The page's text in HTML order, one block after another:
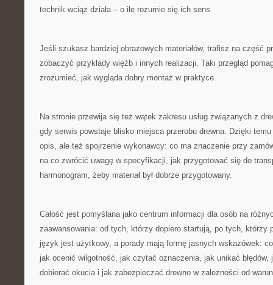
technik wciąż działa – o ile rozumie się ich sens.
Jeśli szukasz bardziej obrazowych materiałów, trafisz na część
zobaczyć przykłady więźb i innych realizacji. Taki przegląd
zrozumieć, jak wygląda dobry montaż w praktyce.
Na stronie przewija się też wątek zakresu usług związanych z
gdy serwis powstaje blisko miejsca przerobu drewna. Dzięki
opis, ale też spojrzenie wykonawcy: co ma znaczenie przy
na co zwrócić uwagę w specyfikacji, jak przygotować się do
harmonogram, żeby materiał był dobrze przygotowany.
Całość jest pomyślana jako centrum informacji dla osób na
zaawansowania: od tych, którzy dopiero startują, po tych, którzy
język jest użytkowy, a porady mają formę jasnych wskazówek:
jak ocenić wilgotność, jak czytać oznaczenia, jak unikać błędów,
dobierać okucia i jak zabezpieczać drewno w zależności od